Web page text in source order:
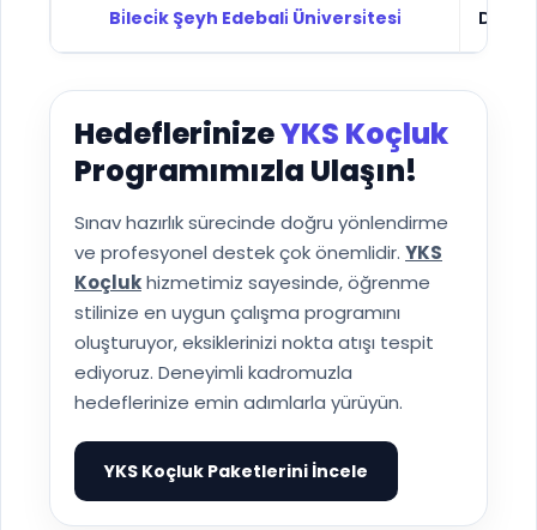
Bi̇leci̇k Şeyh Edebali̇ Üni̇versi̇tesi̇ Devlet
HedeflerinizeYKS Koçluk
Programımızla Ulaşın!
Sınav hazırlık sürecinde doğru yönlendirme
ve profesyonel destek çok önemlidir. YKS
Koçlukhizmetimiz sayesinde, öğrenme
stilinize en uygun çalışma programını
oluşturuyor, eksiklerinizi nokta atışı tespit
ediyoruz. Deneyimli kadromuzla
hedeflerinize emin adımlarla yürüyün.
YKS Koçluk Paketlerini İncele
▶